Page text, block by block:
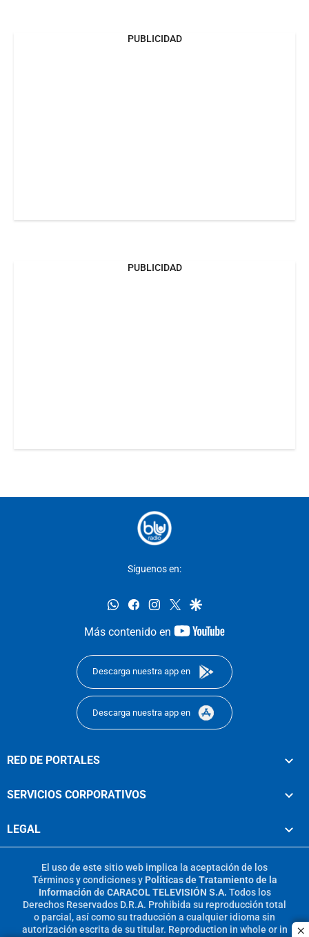
PUBLICIDAD
PUBLICIDAD
Síguenos en:
whatsappfacebookinstagram
twittergoogle
Más contenido en
youtube-
Descarga nuestra app en
Descarga nuestra app en
RED DE PORTALES
SERVICIOS CORPORATIVOS
LEGAL
El uso de este sitio web implica la aceptación de los
Términos y condicionesy Políticas de Tratamiento de la
Información de CARACOL TELEVISIÓN S.A. Todos los
Derechos Reservados D.R.A. Prohibida su reproducción total
o parcial, así como su traducción a cualquier idioma sin
autorización escrita de su titular. Reproduction in whole or in